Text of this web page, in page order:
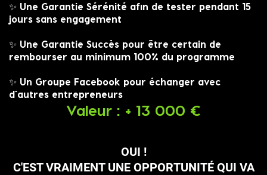
✨ Une Garantie Sérénité afin de tester pendant 15
jours sans engagement
✨ Une Garantie Succès pour être certain de
rembourser au minimum 100% du programme
✨ Un Groupe Facebook pour échanger avec
d’autres entrepreneurs
Valeur : + 13 000 €
OUI !
C'EST VRAIMENT UNE OPPORTUNITÉ QUI VA